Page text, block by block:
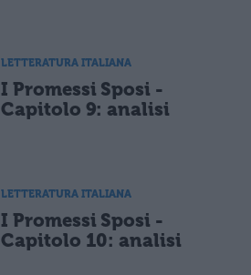
LETTERATURA ITALIANA
I Promessi Sposi -
Capitolo 9: analisi
LETTERATURA ITALIANA
I Promessi Sposi -
Capitolo 10: analisi